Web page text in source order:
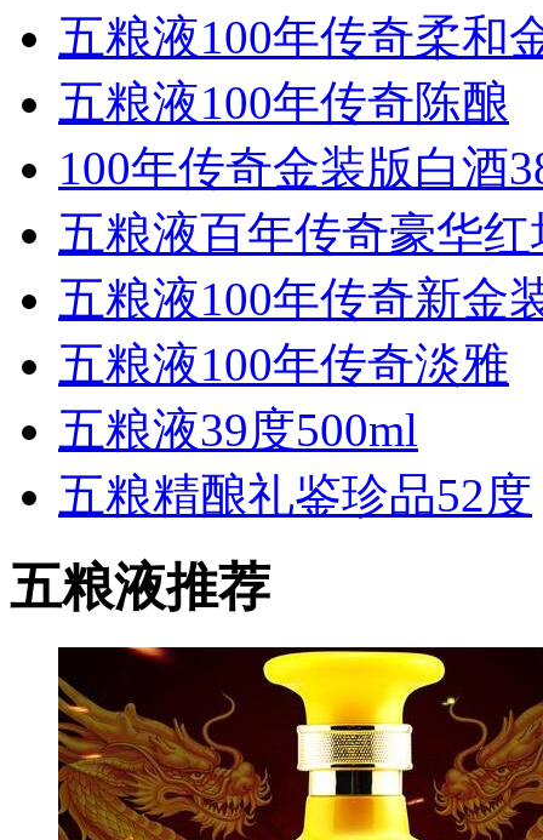
五粮液100年传奇柔和
五粮液100年传奇陈酿
100年传奇金装版白酒
五粮液百年传奇豪华红
五粮液100年传奇新金
五粮液100年传奇淡雅
五粮液39度500ml
五粮精酿礼鉴珍品52度
五粮液推荐